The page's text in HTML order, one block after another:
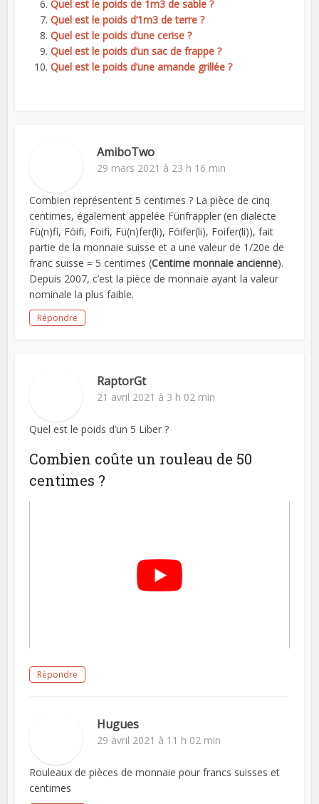
Quel est le poids de 1m3 de sable ?
Quel est le poids d’1m3 de terre ?
Quel est le poids d’une cerise ?
Quel est le poids d’un sac de frappe ?
Quel est le poids d’une amande grillée ?
AmiboTwo
29 mars 2021 à 23 h 16 min
Combien représentent 5 centimes ? La pièce de cinq
centimes, également appelée Fünfräppler (en dialecte
Fü(n)fi, Föifi, Foifi, Fü(n)fer(li), Föifer(li), Foifer(li)), fait
partie de la monnaie suisse et a une valeur de 1/20e de
franc suisse = 5 centimes (Centime monnaie ancienne).
Depuis 2007, c’est la pièce de monnaie ayant la valeur
nominale la plus faible.
Répondre
RaptorGt
21 avril 2021 à 3 h 02 min
Quel est le poids d’un 5 Liber ?
Combien coûte un rouleau de 50
centimes ?
Répondre
Hugues
29 avril 2021 à 11 h 02 min
Rouleaux de pièces de monnaie pour francs suisses et
centimes